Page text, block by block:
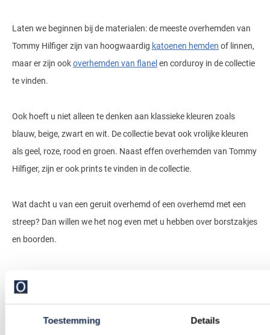
Toestemming Details
Laten we beginnen bij de materialen: de meeste overhemden van
Tommy Hilfiger zijn van hoogwaardig katoenen hemden of linnen,
maar er zijn ookoverhemden van flanel en corduroy in de collectie
te vinden.
Ook hoeft u niet alleen te denken aan klassieke kleuren zoals
blauw, beige, zwart en wit. De collectie bevat ook vrolijke kleuren
als geel, roze, rood en groen. Naast effen overhemden van Tommy
Hilfiger, zijn er ook prints te vinden in de collectie.
Wat dacht u van een geruit overhemd of een overhemd met een
streep? Dan willen we het nog even met u hebben over borstzakjes
en boorden.
borstzak, maar ook uit een dubbele borstzak. Wat boorden betreft
boord, semi-wide spread boord en een button-down boord.